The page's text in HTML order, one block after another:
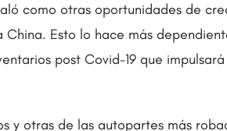
como otras oportunidades de
Esto lo hace más
post Covid-19 que
y otras de las autopartes más